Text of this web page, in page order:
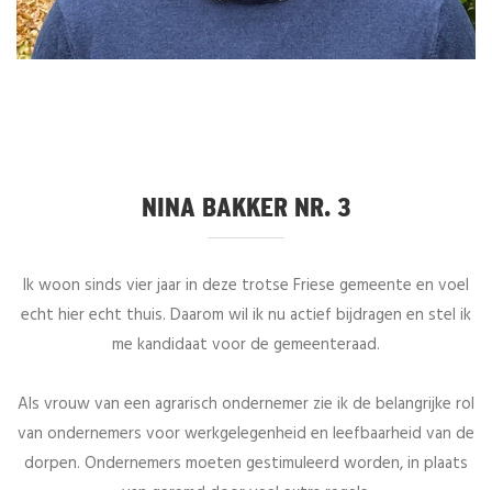
NINA BAKKER NR. 3
Ik woon sinds vier jaar in deze trotse Friese gemeente en voel
echt hier echt thuis. Daarom wil ik nu actief bijdragen en stel ik
me kandidaat voor de gemeenteraad.
Als vrouw van een agrarisch ondernemer zie ik de belangrijke rol
van ondernemers voor werkgelegenheid en leefbaarheid van de
dorpen. Ondernemers moeten gestimuleerd worden, in plaats